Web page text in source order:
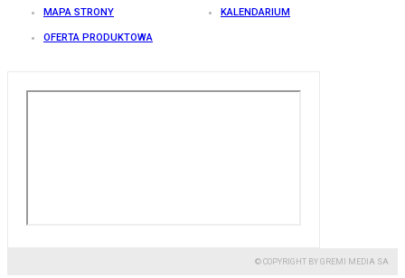
MAPA STRONY KALENDARIUM
OFERTA PRODUKTOWA
© COPYRIGHT BY GREMI MEDIA SA